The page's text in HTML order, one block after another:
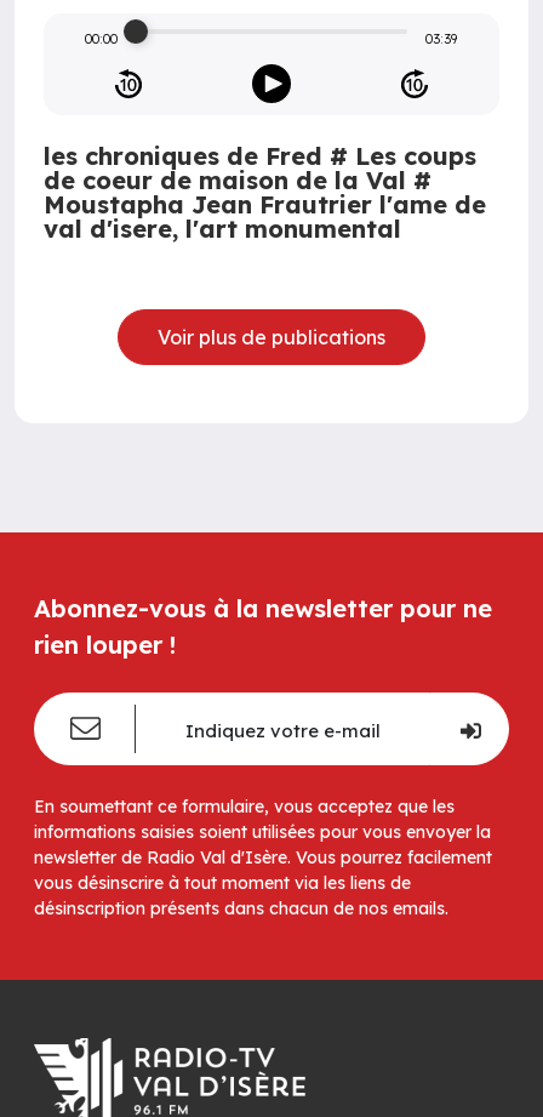
00:00 03:39
les chroniques de Fred # Les coups
de coeur de maison de la Val #
Moustapha Jean Frautrier l'ame de
val d'isere, l'art monumental
Voir plus de publications
Abonnez-vous à la newsletter pour ne
rien louper !
En soumettant ce formulaire, vous acceptez que les
informations saisies soient utilisées pour vous envoyer la
newsletter de Radio Val d'Isère. Vous pourrez facilement
vous désinscrire à tout moment via les liens de
désinscription présents dans chacun de nos emails.